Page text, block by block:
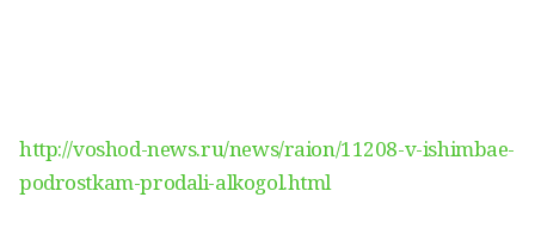
http://voshod-news.ru/news/raion/11208-v-ishimbae-
podrostkam-prodali-alkogol.html